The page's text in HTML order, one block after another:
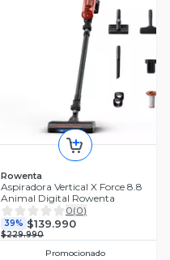
Rowenta
Aspiradora Vertical X Force 8.8
Animal Digital Rowenta
0(0)
39% $139.990
$229.990
Promocionado